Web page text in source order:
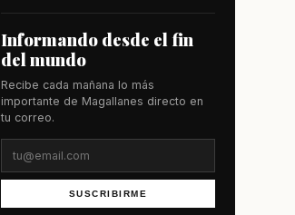
Informando desde el fin
del mundo
Recibe cada mañana lo más
importante de Magallanes directo en
tu correo.
SUSCRIBIRME